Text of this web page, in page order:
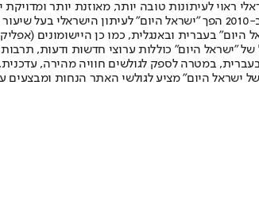
ראוי לעיתונות טובה יותר, מאוזנת יותר
תשלום. המהדורה המודפסת הראשונה פורסמה ב-30 ביולי 2007, וב-
"ישראל היום" כוללות ערוצי חדשות ודעות,
בעברית, במטרה לספק לגולשים חוויה מהירה,
ישראל היום" מציע לגולשי האתר הנחות